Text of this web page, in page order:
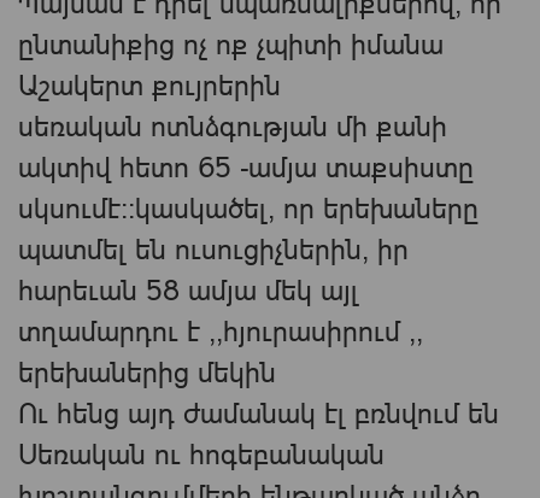
ընտանիքից ոչ ոք չպիտի իմանա
Աշակերտ քույրերին
սեռական ոտնձգության մի քանի
ակտիվ հետո 65 -ամյա տաքսիստը
սկսումէ։։կասկածել, որ երեխաները
պատմել են ուսուցիչներին, իր
հարեւան 58 ամյա մեկ այլ
տղամարդու է ,,հյուրասիրում ,,
երեխաներից մեկին
Ու հենց այդ ժամանակ էլ բռնվում են
Սեռական ու հոգեբանական